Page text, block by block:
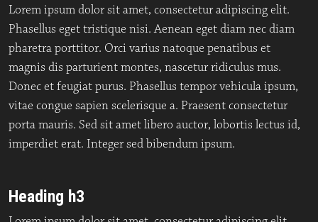
Lorem ipsum dolor sit amet, consectetur adipiscing elit.
Phasellus eget tristique nisi. Aenean eget diam nec diam
pharetra porttitor. Orci varius natoque penatibus et
magnis dis parturient montes, nascetur ridiculus mus.
Donec et feugiat purus. Phasellus tempor vehicula ipsum,
vitae congue sapien scelerisque a. Praesent consectetur
porta mauris. Sed sit amet libero auctor, lobortis lectus id,
imperdiet erat. Integer sed bibendum ipsum.
Heading h3